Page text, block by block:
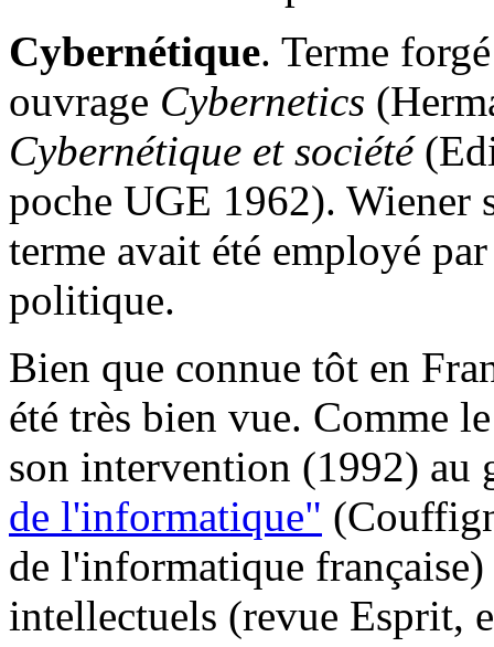
Cybernétique. Terme
ouvrage Cybernetics
Cybernétique et société
poche UGE 1962). Wiener
terme avait été employé
politique.
Bien que connue tôt en
été très bien vue. Comme
son intervention (1992) au
de l'informatique"
de l'informatique
intellectuels (revue Esprit,